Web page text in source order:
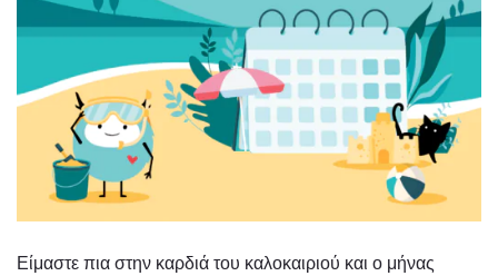
Είμαστε πια στην καρδιά του καλοκαιριού και ο μήνας